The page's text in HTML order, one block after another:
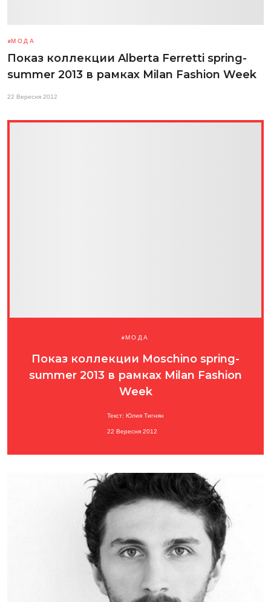
МОДА
Показ коллекции Alberta Ferretti spring-
summer 2013 в рамках Milan Fashion Week
22 Вересня 2012
МОДА
Показ коллекции Moschino spring-
summer 2013 в рамках Milan Fashion
Week
Текст: Юлия Тигнян
22 Вересня 2012